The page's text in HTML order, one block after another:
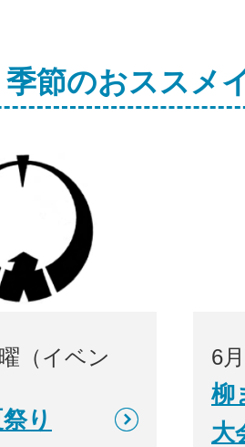
季節のおススメ
（イベン
り
6
柳
大